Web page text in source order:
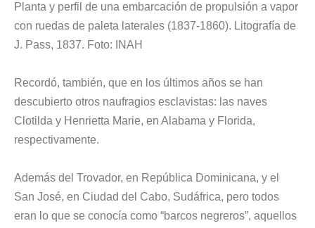
Planta y perfil de una embarcación de propulsión a vapor
con ruedas de paleta laterales (1837-1860). Litografía de
J. Pass, 1837. Foto: INAH
Recordó, también, que en los últimos años se han
descubierto otros naufragios esclavistas: las naves
Clotilda y Henrietta Marie, en Alabama y Florida,
respectivamente.
Además del Trovador, en República Dominicana, y el
San José, en Ciudad del Cabo, Sudáfrica, pero todos
eran lo que se conocía como “barcos negreros”, aquellos